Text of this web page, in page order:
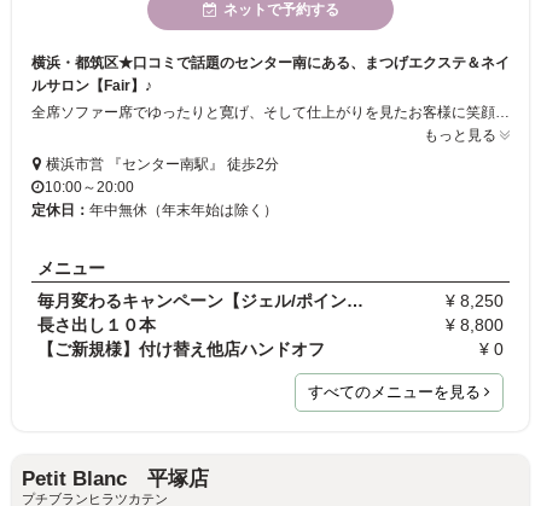
ネットで予約する
横浜・都筑区★口コミで話題のセンター南にある、まつげエクステ＆ネイ
ルサロン【Fair】♪
全席ソファー席でゆったりと寛げ、そして仕上がりを見たお客様に笑顔で感動して頂ける様な、技術と接客を常に心掛けております。お客様の指先と目元を更に美しくプロデュースし、指先、目元からの幸せをサポートするのが、私達、Fairのスピリットです♪
もっと見る
横浜市営 『センター南駅』 徒歩2分
10:00～20:00
定休日： 年中無休（年末年始は除く）
メニュー
毎月変わるキャンペーン【ジェル/ポイントアート】\8…
¥ 8,250
長さ出し１０本
¥ 8,800
【ご新規様】付け替え他店ハンドオフ
¥ 0
すべてのメニューを見る
Petit Blanc 平塚店
プチブランヒラツカテン